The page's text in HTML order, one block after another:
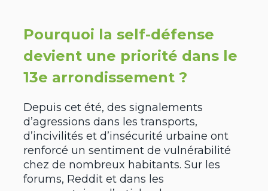
Pourquoi la self-défense
devient une priorité dans le
13e arrondissement ?
Depuis cet été, des signalements
d’agressions dans les transports,
d’incivilités et d’insécurité urbaine ont
renforcé un sentiment de vulnérabilité
chez de nombreux habitants. Sur les
forums, Reddit et dans les